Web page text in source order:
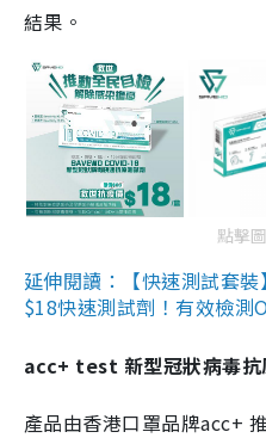
結果。
點擊
延伸閱讀：【快速測試套
$18快速測試劑！有效檢
acc+ test 新型冠狀病毒抗
產品由香港口罩品牌acc+